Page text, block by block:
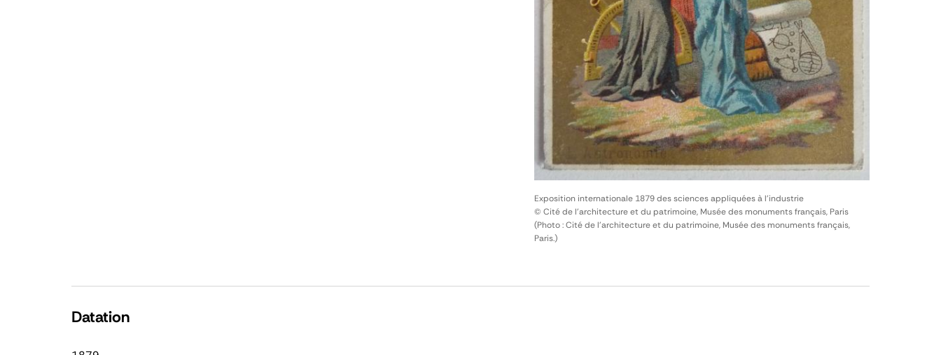
Exposition internationale 1879 des sciences appliquées à l'industrie
© Cité de l'architecture et du patrimoine, Musée des monuments français, Paris
(Photo : Cité de l'architecture et du patrimoine, Musée des monuments français,
Paris.)
Datation